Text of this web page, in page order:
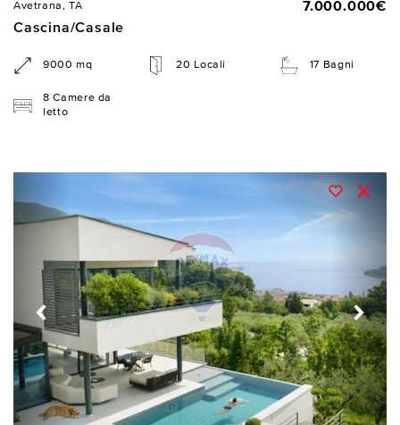
Avetrana, TA
7.000.000€
Cascina/Casale
9000 mq 20 Locali 17 Bagni
8 Camere da
letto